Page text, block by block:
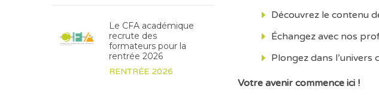
Le CFA académique
recrute des
formateurs pour la
rentrée 2026
RENTRÉE 2026
Découvrez le contenu
Échangez avec nos
Plongez dans
Votre avenir commence ici !